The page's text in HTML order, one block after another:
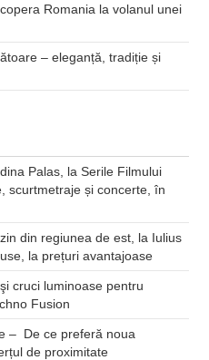
Romania la volanul unei
– eleganță, tradiție și
Palas, la Serile Filmului
scurtmetraje și concerte, în
din regiunea de est, la Iulius
la prețuri avantajoase
cruci luminoase pentru
Fusion
– De ce preferă noua
de proximitate